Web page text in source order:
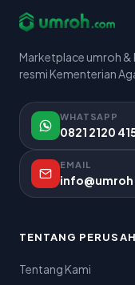
Marketplace umroh &
resmi Kementerian
WHATSAPP
0821 2120
EMAIL
TENTANG
Tentang Kami